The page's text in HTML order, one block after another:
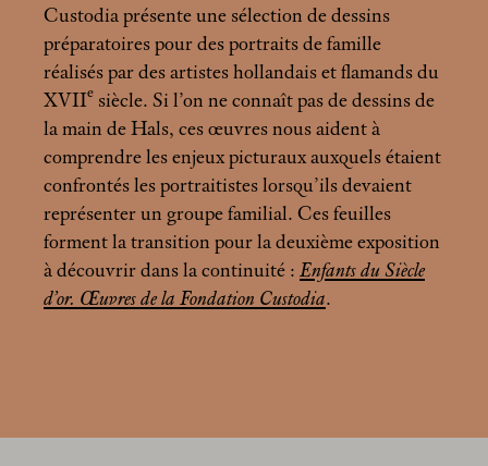
Custodia présente une sélection de dessins
préparatoires pour des portraits de famille
réalisés par des artistes hollandais et flamands du
XVIIe siècle. Si l’on ne connaît pas de dessins de
la main de Hals, ces œuvres nous aident à
comprendre les enjeux picturaux auxquels étaient
confrontés les portraitistes lorsqu’ils devaient
représenter un groupe familial. Ces feuilles
forment la transition pour la deuxième exposition
à découvrir dans la continuité : Enfants du Siècle
d’or. Œuvres de la Fondation Custodia.